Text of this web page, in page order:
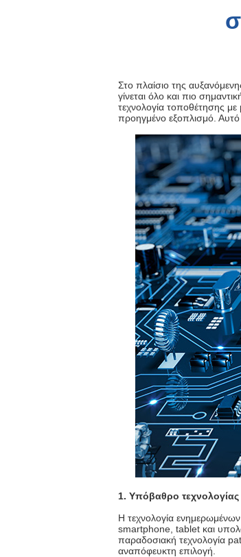
Στο πλαίσιο της
γίνεται όλο και πιο
τεχνολογία τοποθέτησης
προηγμένο εξοπλισμό. Αυτό
1. Υπόβαθρο
Η τεχνολογία
smartphone, tablet και
παραδοσιακή τεχνολογία
αναπόφευκτη επιλογή.